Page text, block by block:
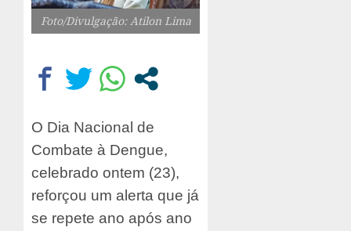
Foto/Divulgação: Atilon Lima
O Dia Nacional de
Combate à Dengue,
celebrado ontem (23),
reforçou um alerta que já
se repete ano após ano